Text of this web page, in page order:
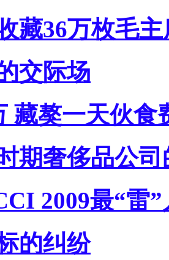
藏36万枚毛
交际场
藏獒一天伙食
期奢侈品公
2009最“雷
的纠纷